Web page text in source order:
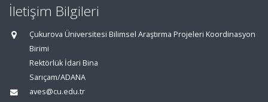
İletişim Bilgileri
Çukurova Üniversitesi Bilimsel Araştırma Projeleri Koordinasyon
Birimi
Rektörlük İdari Bina
Sarıçam/ADANA
aves@cu.edu.tr